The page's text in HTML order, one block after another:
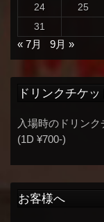
24
25
31
« 7月
9月 »
ドリンクチケ
入場時のドリンク
(1D ¥700-)
お客様へ